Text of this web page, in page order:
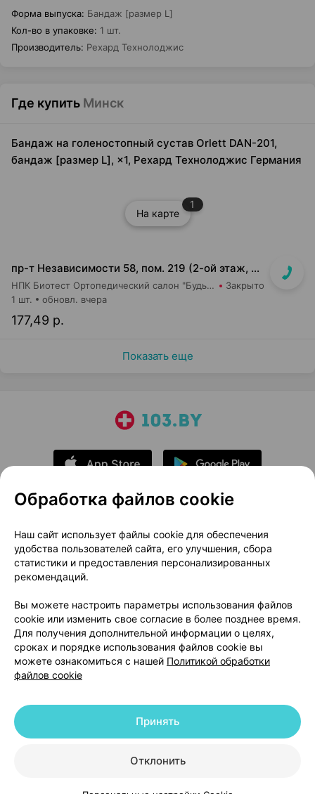
Форма выпуска: Бандаж [размер L]
Кол-во в упаковке: 1 шт.
Производитель: Рехард Технолоджис
Где купить Минск
Бандаж на голеностопный сустав Orlett DAN-201,
бандаж [размер L], ×1, Рехард Технолоджис Германия
На карте
1
пр-т Независимости 58, пом. 219 (2-ой этаж, ТЦ Московско-Венский)
НПК Биотест Ортопедический салон "Будь в тонусе" Закрыто
177,49 р.
1 шт. обновл. вчера
Показать еще
О проекте
Новости проекта
Размещение рекламы
Медицинский маркетинг
Публичный договор
Доставка
Способы оплаты
Вакансии
Партнеры
Написать руководителю 103.by
Написать в поддержку
Персональные настройки Cookie
© 2026 ООО «Артокс Лаб», УНП 191700409 | 220012, Республика Беларусь,
+375 291212755
Обработка файлов cookie
Наш сайт использует файлы cookie для обеспечения
удобства пользователей сайта, его улучшения, сбора
статистики и предоставления персонализированных
рекомендаций.
Вы можете настроить параметры использования файлов
cookie или изменить свое согласие в более позднее время.
Для получения дополнительной информации о целях,
сроках и порядке использования файлов cookie вы
можете ознакомиться с нашей Политикой обработки
файлов cookie
Отклонить
Принять